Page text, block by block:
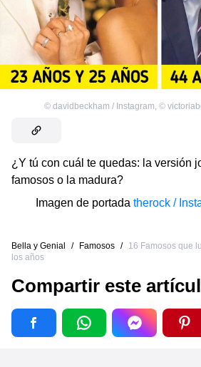
© davidbeckham / Instagram, ©
¿Y tú con cuál te quedas: la versión
famosos o la madura?
Imagen de portada therock /
Bella y Genial / Famosos /
16 Famosos que
los años
Compartir este